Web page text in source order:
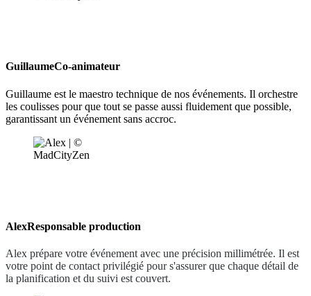
GuillaumeCo-animateur
Guillaume est le maestro technique de nos événements. Il orchestre
les coulisses pour que tout se passe aussi fluidement que possible,
garantissant un événement sans accroc.
AlexResponsable production
Alex prépare votre événement avec une précision millimétrée. Il est
votre point de contact privilégié pour s'assurer que chaque détail de
la planification et du suivi est couvert.